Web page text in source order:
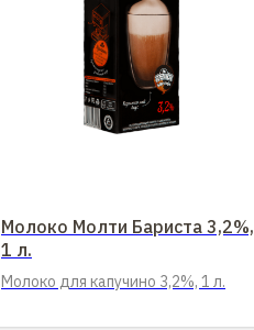
Молоко Молти Бариста 3,2%,
1 л.
Молоко для капучино 3,2%, 1 л.